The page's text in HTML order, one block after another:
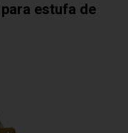
estufa de